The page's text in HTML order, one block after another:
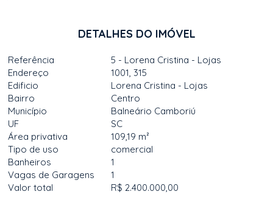
DETALHES DO IMÓVEL
Referência
5 - Lorena Cristina - Lojas
Endereço
1001, 315
Edificio
Lorena Cristina - Lojas
Bairro
Centro
Município
Balneário Camboriú
UF
SC
Área privativa
109,19 m²
Tipo de uso
comercial
Banheiros
1
Vagas de Garagens
1
Valor total
R$ 2.400.000,00